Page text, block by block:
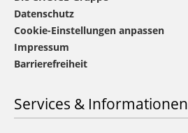
Datenschutz
Cookie-Einstellungen anpassen
Impressum
Barrierefreiheit
Services & Informationen